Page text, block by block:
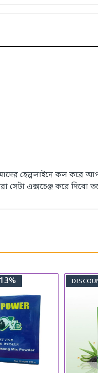
হেল্পলাইনে কল করে
সেটা এক্সচেঞ্জ করে
13%